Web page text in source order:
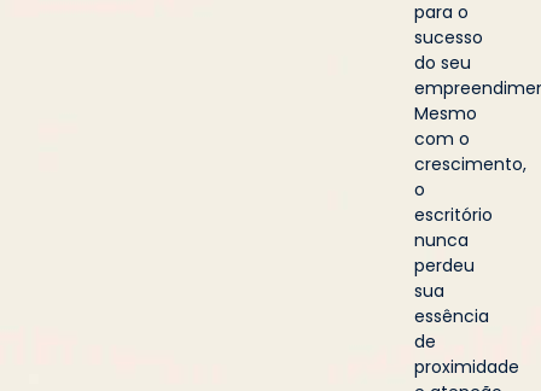
para o
sucesso
do seu
Mesmo
com o
crescimento,
o
escritório
nunca
perdeu
sua
essência
de
proximidade